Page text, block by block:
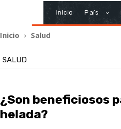
Inicio País
Inicio Salud
SALUD
¿Son beneficiosos
helada?